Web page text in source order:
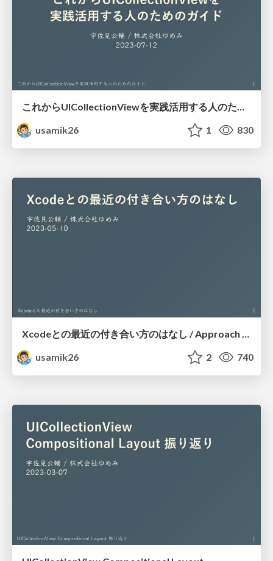
これからUICollectionViewを実践活用する人のためのガイド / Guide to UICollectionView
usamik26
1 830
Xcodeとの最近の付き合い方のはなし / Approach To Xcode
usamik26
2 740